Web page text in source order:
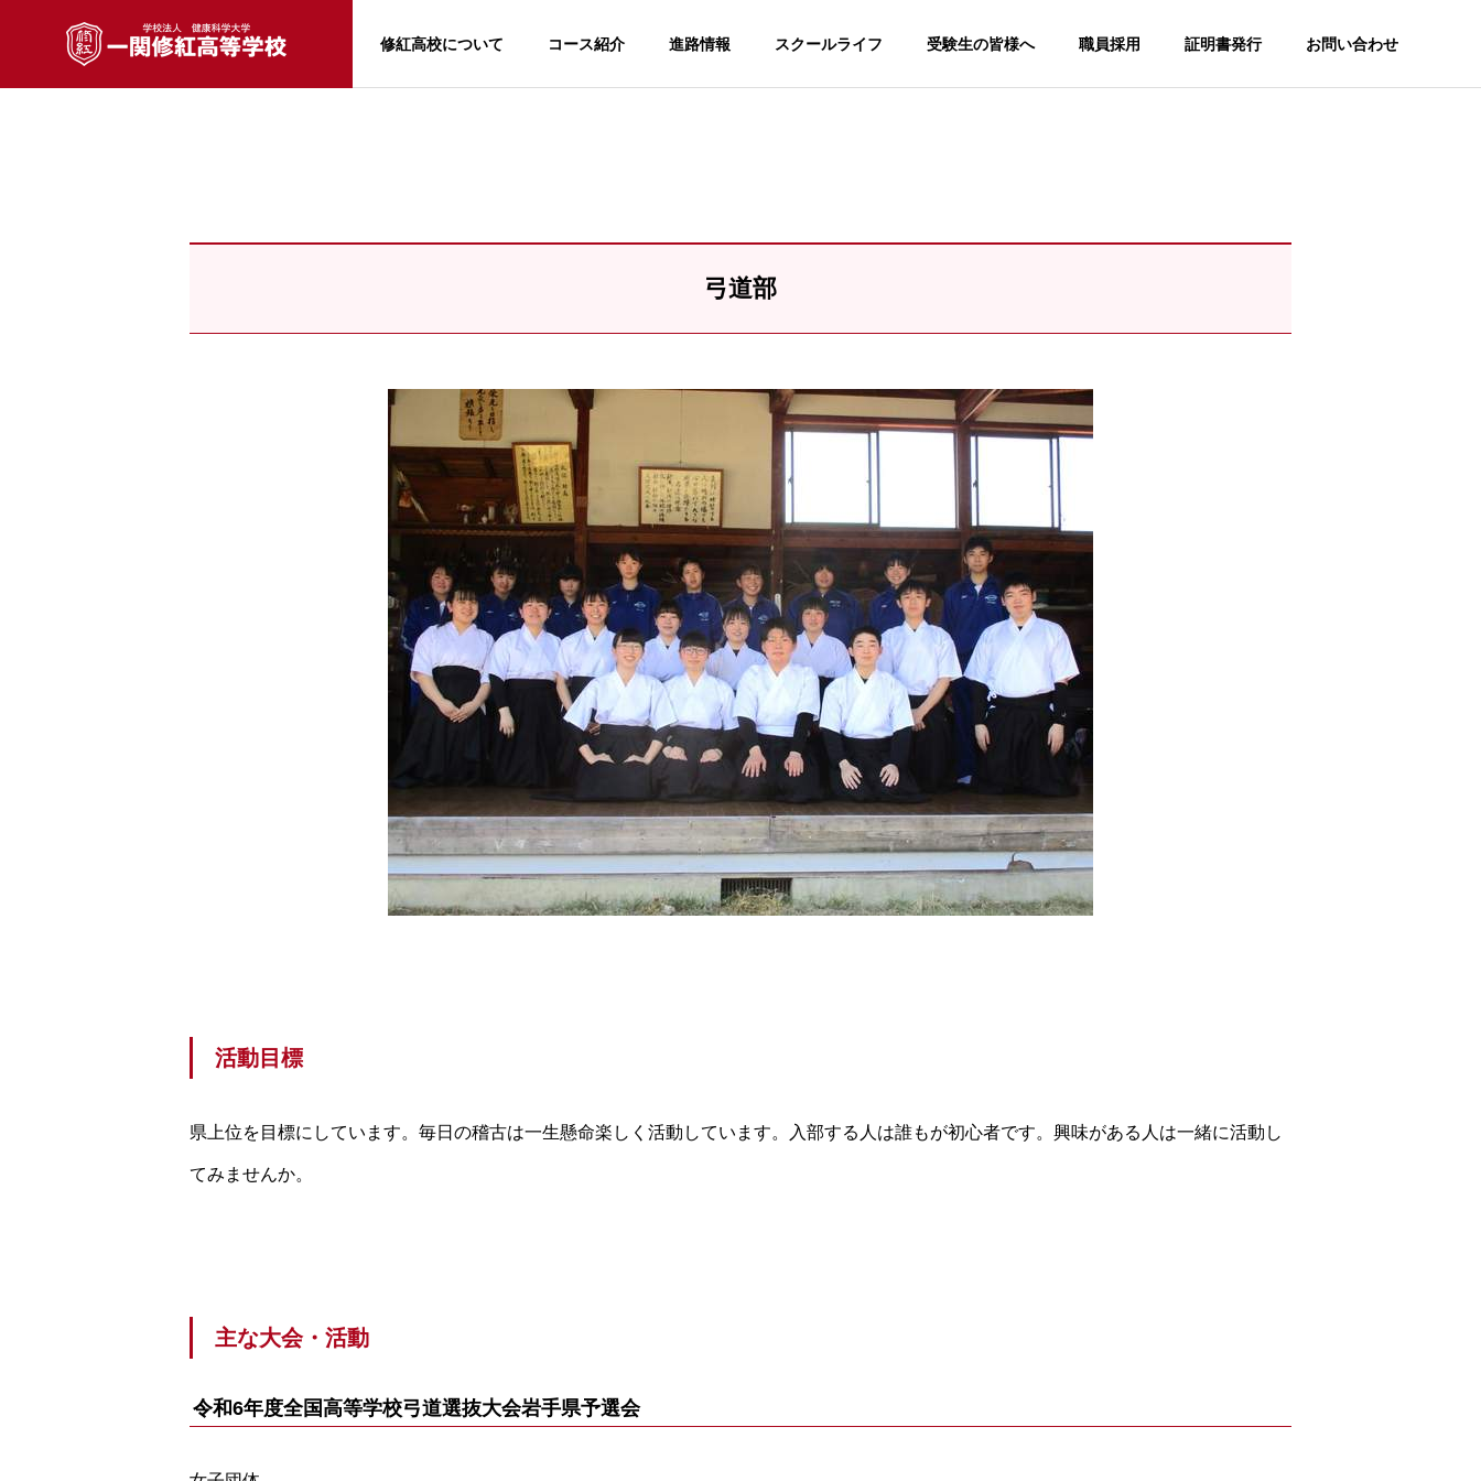
修紅高校について コース紹介 進路情報 スクールライフ 受験生の皆様へ 職員採用 証明書発行 お問い合わせ
弓道部
活動目標
県上位を目標にしています。毎日の稽古は一生懸命楽しく活動しています。入部する人は誰もが初心者です。興味がある人は一緒に活動し
てみませんか。
主な大会・活動
令和6年度全国高等学校弓道選抜大会岩手県予選会